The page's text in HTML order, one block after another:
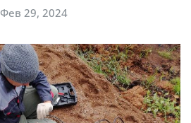
Фев 29, 2024